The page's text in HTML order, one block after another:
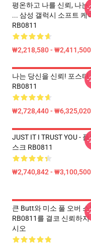
평온하고 나를 신뢰, 나는
... 삼성 갤럭시 소프트 케
RB0811
₩2,218,580 - ₩2,411,500
-
나는 당신을 신뢰! 포스터
RB0811
₩2,728,440 - ₩6,325,020
-
JUST IT I TRUST YOU -
스크 RB0811
₩2,740,842 - ₩3,100,500
-
큰 Butt와 미소 풀 오버
RB0811를 결코 신뢰하지
시오
-